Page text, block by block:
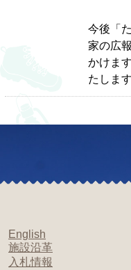
今後「
家の広
かけま
たしま
English
施設沿革
入札情報